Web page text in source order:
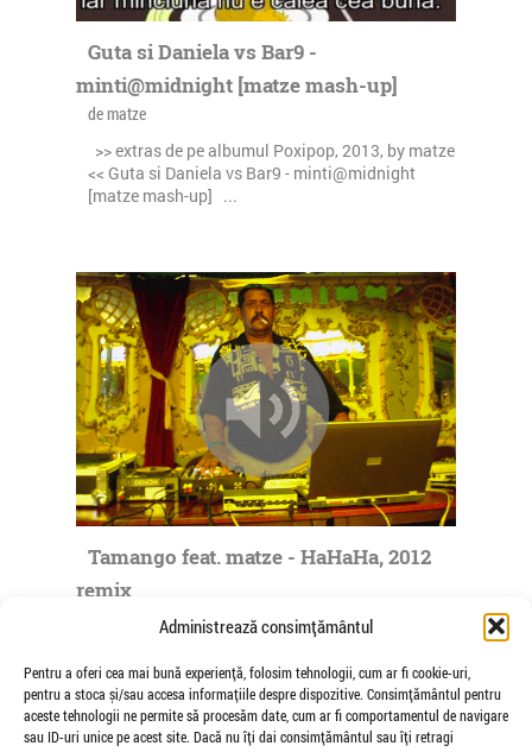
Administrează consimțământul
Pentru a oferi cea mai bună experiență, folosim tehnologii, cum ar fi cookie-uri,
pentru a stoca și/sau accesa informațiile despre dispozitive. Consimțământul pentru
aceste tehnologii ne permite să procesăm date, cum ar fi comportamentul de navigare
sau ID-uri unice pe acest site. Dacă nu îți dai consimțământul sau îți retragi
Guta si Daniela vs Bar9 -
minti@midnight [matze mash-up]
de matze
>> extras de pe albumul Poxipop, 2013, by matze
<< Guta si Daniela vs Bar9 - minti@midnight
[matze mash-up] ...
Tamango feat. matze - HaHaHa, 2012
remix